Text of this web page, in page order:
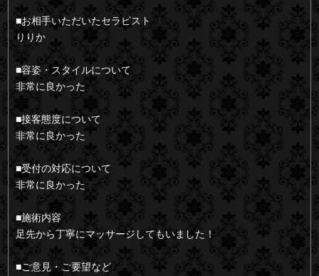
■お相手いただいたセラピスト
りりか
■容姿・スタイルについて
非常に良かった
■接客態度について
非常に良かった
■受付の対応について
非常に良かった
■施術内容
足先から丁寧にマッサージしてもいました！
■ご意見・ご要望など